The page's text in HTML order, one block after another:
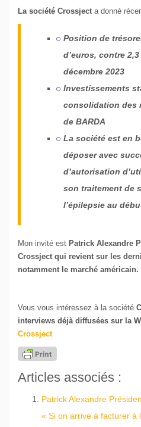
La société Crossject a donné
Position de
d’euros, contre
décembre 2023
Investissements
consolidation des
de BARDA
La société est en
déposer avec
d’autorisation
son traitement de
l’épilepsie au
Mon invité est Patrick Alexandre
Crossject qui revient sur les
notamment le marché américain.
Vous vous intéressez à la société
interviews déjà diffusées sur la
Crossject
Articles associés :
Patrick Alexandre
« Si on arrive à facturer à